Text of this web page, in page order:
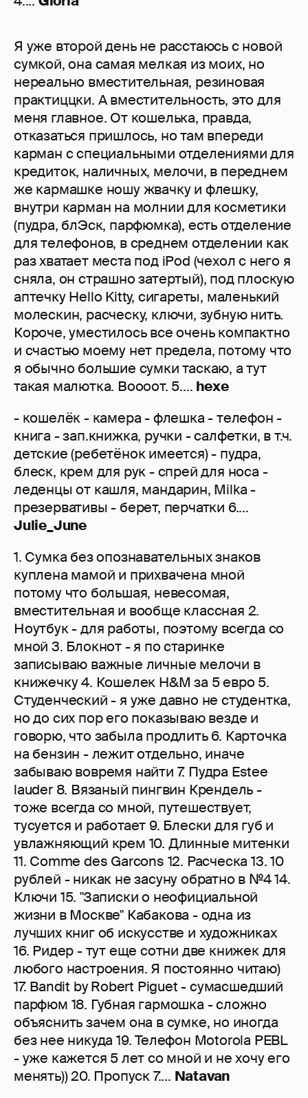
Я уже второй день не расстаюсь с новой
сумкой, она самая мелкая из моих, но
нереально вместительная, резиновая
практиццки. А вместительность, это для
меня главное. От кошелька, правда,
отказаться пришлось, но там впереди
карман с специальными отделениями для
кредиток, наличных, мелочи, в переднем
же кармашке ношу жвачку и флешку,
внутри карман на молнии для косметики
(пудра, блЭск, парфюмка), есть отделение
для телефонов, в среднем отделении как
раз хватает места под iPod (чехол с него я
сняла, он страшно затертый), под плоскую
аптечку Hello Kitty, сигареты, маленький
молескин, расческу, ключи, зубную нить.
Короче, уместилось все очень компактно
и счастью моему нет предела, потому что
я обычно большие сумки таскаю, а тут
такая малютка. Воооот. 5.... hexe
- кошелёк - камера - флешка - телефон -
книга - зап.книжка, ручки - салфетки, в т.ч.
детские (ребетёнок имеется) - пудра,
блеск, крем для рук - спрей для носа -
леденцы от кашля, мандарин, Milka -
презервативы - берет, перчатки 6....
Julie_June
1. Сумка без опознавательных знаков
куплена мамой и прихвачена мной
потому что большая, невесомая,
вместительная и вообще классная 2.
Ноутбук - для работы, поэтому всегда со
мной 3. Блокнот - я по старинке
записываю важные личные мелочи в
книжечку 4. Кошелек H&M за 5 евро 5.
Студенческий - я уже давно не студентка,
но до сих пор его показываю везде и
говорю, что забыла продлить 6. Карточка
на бензин - лежит отдельно, иначе
забываю вовремя найти 7. Пудра Estee
lauder 8. Вязаный пингвин Крендель -
тоже всегда со мной, путешествует,
тусуется и работает 9. Блески для губ и
увлажняющий крем 10. Длинные митенки
11. Comme des Garcons 12. Расческа 13. 10
рублей - никак не засуну обратно в №4 14.
Ключи 15. "Записки о неофициальной
жизни в Москве" Кабакова - одна из
лучших книг об искусстве и художниках
16. Ридер - тут еще сотни две книжек для
любого настроения. Я постоянно читаю)
17. Bandit by Robert Piguet - сумасшедший
парфюм 18. Губная гармошка - сложно
объяснить зачем она в сумке, но иногда
без нее никуда 19. Телефон Motorola PEBL
- уже кажется 5 лет со мной и не хочу его
менять)) 20. Пропуск 7.... Natavan